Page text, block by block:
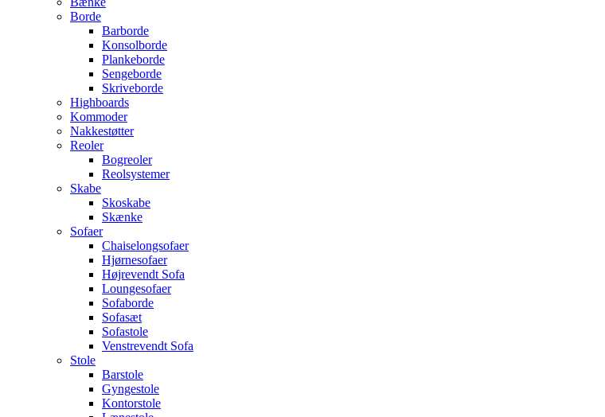
Borde
Barborde
Konsolborde
Plankeborde
Sengeborde
Skriveborde
Highboards
Kommoder
Nakkestøtter
Reoler
Bogreoler
Reolsystemer
Skabe
Skoskabe
Skænke
Sofaer
Chaiselongsofaer
Hjørnesofaer
Højrevendt Sofa
Loungesofaer
Sofaborde
Sofasæt
Sofastole
Venstrevendt Sofa
Stole
Barstole
Gyngestole
Kontorstole